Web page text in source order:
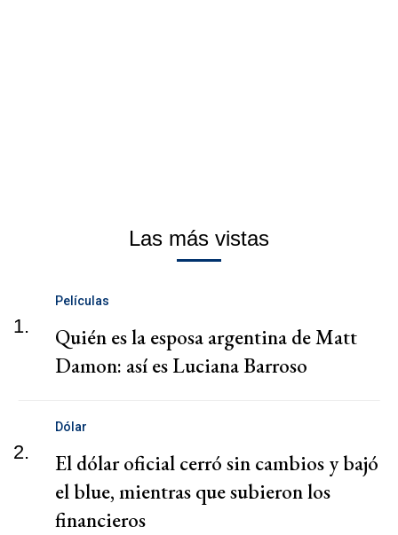
Las más vistas
1.
Películas
Quién es la esposa argentina de Matt
Damon: así es Luciana Barroso
2.
Dólar
El dólar oficial cerró sin cambios y bajó
el blue, mientras que subieron los
financieros